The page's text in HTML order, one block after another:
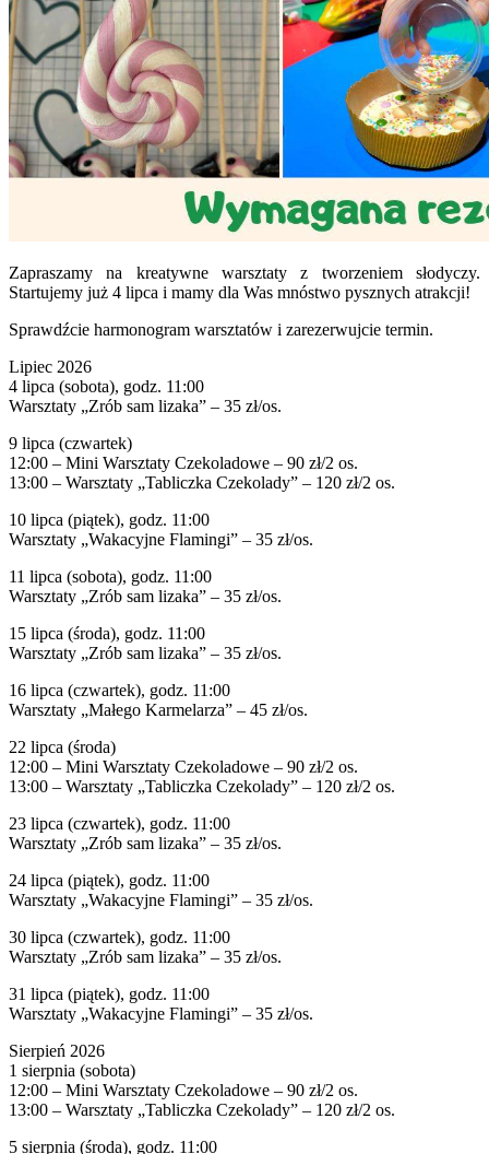
Zapraszamy na kreatywne warsztaty z tworzeniem słodyczy.
Startujemy już 4 lipca i mamy dla Was mnóstwo pysznych atrakcji!
Sprawdźcie harmonogram warsztatów i zarezerwujcie termin.
Lipiec 2026
4 lipca (sobota), godz. 11:00
Warsztaty „Zrób sam lizaka” – 35 zł/os.
9 lipca (czwartek)
12:00 – Mini Warsztaty Czekoladowe – 90 zł/2 os.
13:00 – Warsztaty „Tabliczka Czekolady” – 120 zł/2 os.
10 lipca (piątek), godz. 11:00
Warsztaty „Wakacyjne Flamingi” – 35 zł/os.
11 lipca (sobota), godz. 11:00
Warsztaty „Zrób sam lizaka” – 35 zł/os.
15 lipca (środa), godz. 11:00
Warsztaty „Zrób sam lizaka” – 35 zł/os.
16 lipca (czwartek), godz. 11:00
Warsztaty „Małego Karmelarza” – 45 zł/os.
22 lipca (środa)
12:00 – Mini Warsztaty Czekoladowe – 90 zł/2 os.
13:00 – Warsztaty „Tabliczka Czekolady” – 120 zł/2 os.
23 lipca (czwartek), godz. 11:00
Warsztaty „Zrób sam lizaka” – 35 zł/os.
24 lipca (piątek), godz. 11:00
Warsztaty „Wakacyjne Flamingi” – 35 zł/os.
30 lipca (czwartek), godz. 11:00
Warsztaty „Zrób sam lizaka” – 35 zł/os.
31 lipca (piątek), godz. 11:00
Warsztaty „Wakacyjne Flamingi” – 35 zł/os.
Sierpień 2026
1 sierpnia (sobota)
12:00 – Mini Warsztaty Czekoladowe – 90 zł/2 os.
13:00 – Warsztaty „Tabliczka Czekolady” – 120 zł/2 os.
5 sierpnia (środa), godz. 11:00